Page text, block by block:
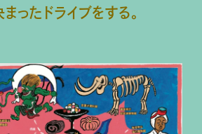
ったドライブをする。